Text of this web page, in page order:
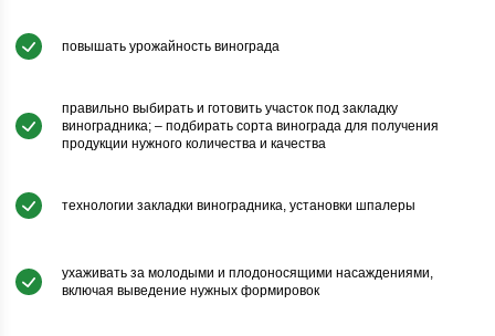
повышать урожайность винограда
правильно выбирать и готовить участок под закладку
виноградника; – подбирать сорта винограда для получения
продукции нужного количества и качества
технологии закладки виноградника, установки шпалеры
ухаживать за молодыми и плодоносящими насаждениями,
включая выведение нужных формировок